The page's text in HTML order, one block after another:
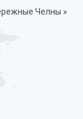
Челны »